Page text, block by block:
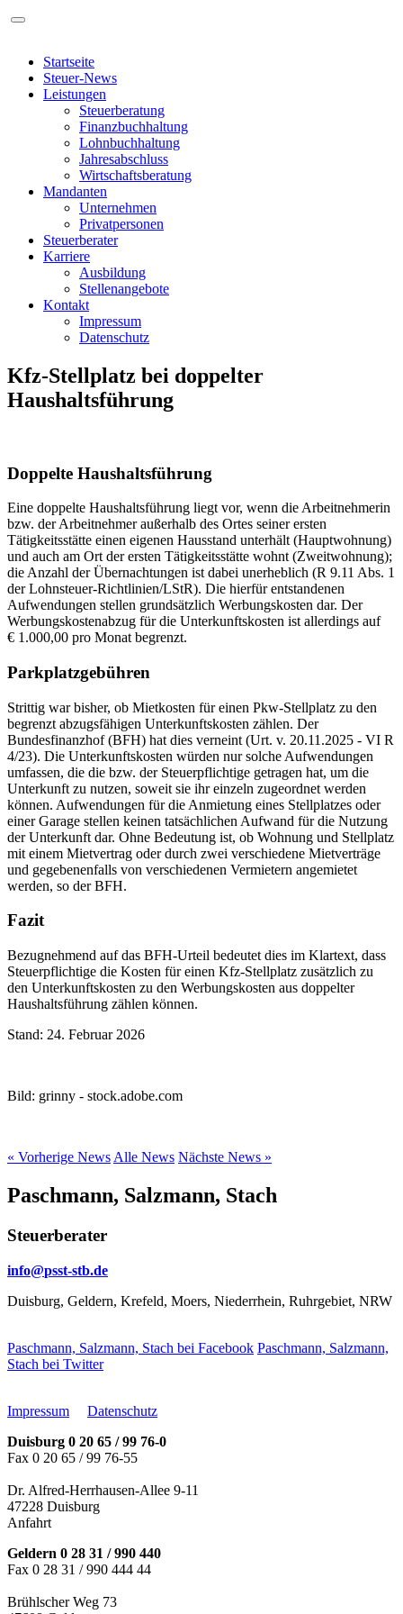
Startseite
Steuer-News
Leistungen
Steuerberatung
Finanzbuchhaltung
Lohnbuchhaltung
Jahresabschluss
Wirtschaftsberatung
Mandanten
Unternehmen
Privatpersonen
Steuerberater
Karriere
Ausbildung
Stellenangebote
Kontakt
Impressum
Datenschutz
Kfz-Stellplatz bei doppelter
Haushaltsführung
Doppelte Haushaltsführung
Eine doppelte Haushaltsführung liegt vor, wenn die Arbeitnehmerin
bzw. der Arbeitnehmer außerhalb des Ortes seiner ersten
Tätigkeitsstätte einen eigenen Hausstand unterhält (Hauptwohnung)
und auch am Ort der ersten Tätigkeitsstätte wohnt (Zweitwohnung);
die Anzahl der Übernachtungen ist dabei unerheblich (R 9.11 Abs. 1
der Lohnsteuer-Richtlinien/LStR). Die hierfür entstandenen
Aufwendungen stellen grundsätzlich Werbungskosten dar. Der
Werbungskostenabzug für die Unterkunftskosten ist allerdings auf
€ 1.000,00 pro Monat begrenzt.
Parkplatzgebühren
Strittig war bisher, ob Mietkosten für einen Pkw-Stellplatz zu den
begrenzt abzugsfähigen Unterkunftskosten zählen. Der
Bundesfinanzhof (BFH) hat dies verneint (Urt. v. 20.11.2025 - VI R
4/23). Die Unterkunftskosten würden nur solche Aufwendungen
umfassen, die die bzw. der Steuerpflichtige getragen hat, um die
Unterkunft zu nutzen, soweit sie ihr einzeln zugeordnet werden
können. Aufwendungen für die Anmietung eines Stellplatzes oder
einer Garage stellen keinen tatsächlichen Aufwand für die Nutzung
der Unterkunft dar. Ohne Bedeutung ist, ob Wohnung und Stellplatz
mit einem Mietvertrag oder durch zwei verschiedene Mietverträge
und gegebenenfalls von verschiedenen Vermietern angemietet
werden, so der BFH.
Fazit
Bezugnehmend auf das BFH-Urteil bedeutet dies im Klartext, dass
Steuerpflichtige die Kosten für einen Kfz-Stellplatz zusätzlich zu
den Unterkunftskosten zu den Werbungskosten aus doppelter
Haushaltsführung zählen können.
Stand: 24. Februar 2026
Bild: grinny - stock.adobe.com
« Vorherige News Alle News Nächste News »
Paschmann, Salzmann, Stach
Steuerberater
info@psst-stb.de
Duisburg, Geldern, Krefeld, Moers, Niederrhein, Ruhrgebiet, NRW
Paschmann, Salzmann, Stach bei Facebook Paschmann, Salzmann,
Stach bei Twitter
Impressum
Datenschutz
Duisburg 0 20 65 / 99 76-0
Fax 0 20 65 / 99 76-55
Dr. Alfred-Herrhausen-Allee 9-11
47228 Duisburg
Anfahrt
Geldern 0 28 31 / 990 440
Fax 0 28 31 / 990 444 44
Brühlscher Weg 73